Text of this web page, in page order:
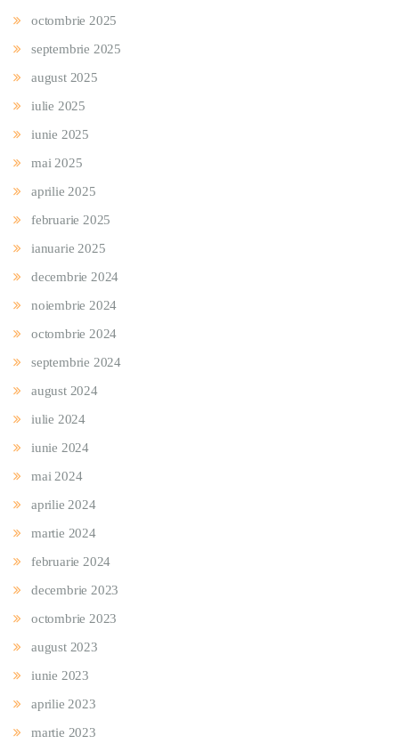
octombrie 2025
septembrie 2025
august 2025
iulie 2025
iunie 2025
mai 2025
aprilie 2025
februarie 2025
ianuarie 2025
decembrie 2024
noiembrie 2024
octombrie 2024
septembrie 2024
august 2024
iulie 2024
iunie 2024
mai 2024
aprilie 2024
martie 2024
februarie 2024
decembrie 2023
octombrie 2023
august 2023
iunie 2023
aprilie 2023
martie 2023